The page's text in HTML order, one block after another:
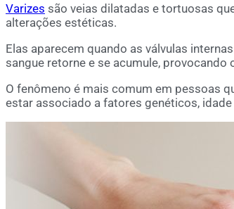
Varizes são veias dilatadas e tortuosas
alterações estéticas.
Elas aparecem quando as válvulas
sangue retorne e se acumule, provocando
O fenômeno é mais comum em pessoas
estar associado a fatores genéticos,